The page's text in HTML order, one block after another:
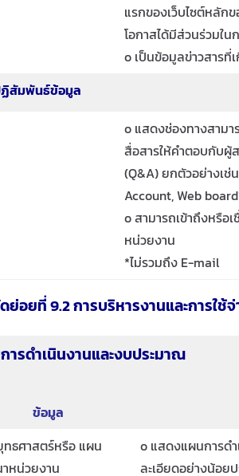
แรกของเว็บไซต์หลัก
โอกาสได้มีส่วนร่วมใน
o เป็นข้อมูลข่าวสารที่
สัมพันธ์ข้อมูล
o แสดงช่องทางสาม
สื่อสารให้คำตอบกับผู้
(Q&A) ยกตัวอย่างเช่
Account, Web
o สามารถเข้าถึงหรือ
หน่วยงาน
*ไม่รวมถึง E-mail
ย่อยที่ 9.2 การบริหารงานและการใช้
ารดำเนินงานและงบประมาณ
ข้อมูล
ธศาสตร์หรือ แผน
หน่วยงาน
o แสดงแผนการด
ละเอียดอย่างน้อย